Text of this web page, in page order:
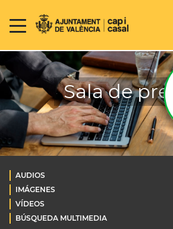
Sala de
AUDIOS
IMÁGENES
VÍDEOS
BÚSQUEDA MULTIMEDIA